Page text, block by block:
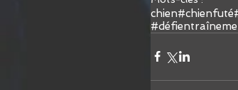
chien#chienfuté